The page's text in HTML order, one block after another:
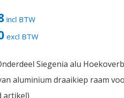
incl BTW
excl BTW
Siegenia alu
aluminium draaikiep raam
artikel)